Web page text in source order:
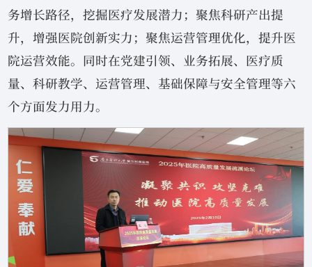
务增长路径，挖掘医疗发展潜力；聚焦科研产出提
升，增强医院创新实力；聚焦运营管理优化，提升医
院运营效能。同时在党建引领、业务拓展、医疗质
量、科研教学、运营管理、基础保障与安全管理等六
个方面发力用力。